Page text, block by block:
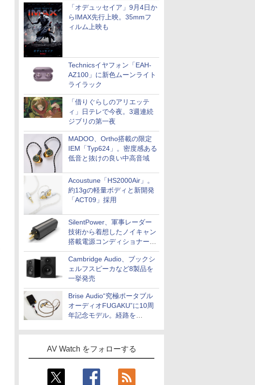
「オデュッセイア」9月4日か
らIMAX先行上映。35mmフ
ィルム上映も
Technicsイヤフォン「EAH-
AZ100」に新色ムーンライト
ライラック
「借りぐらしのアリエッテ
ィ」日テレで今夜。3週連続
ジブリの第一夜
MADOO、Ortho搭載の限定
IEM「Typ624」。密度感ある
低音と抜けの良い中高音域
Acoustune「HS2000Air」。
約13gの軽量ボディと新開発
「ACT09」採用
SilentPower、軍事レーダー
技術から着想したノイキャン
搭載電源コンディショナー
「AC iPurifier2」
Cambridge Audio、ブックシ
ェルフスピーカなど8製品を
一挙発売
Brise Audio“究極ポータブル
オーディオFUGAKU”に10周
年記念モデル。経路を
AV Watch をフォローする